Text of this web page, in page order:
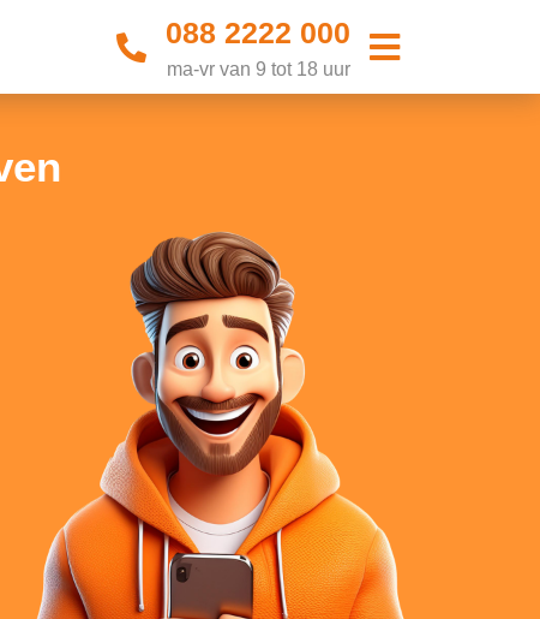
088 2222 000
ma-vr van 9 tot 18 uur